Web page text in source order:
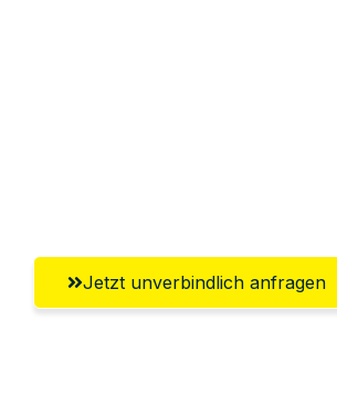
Jetzt unverbindlich anfragen